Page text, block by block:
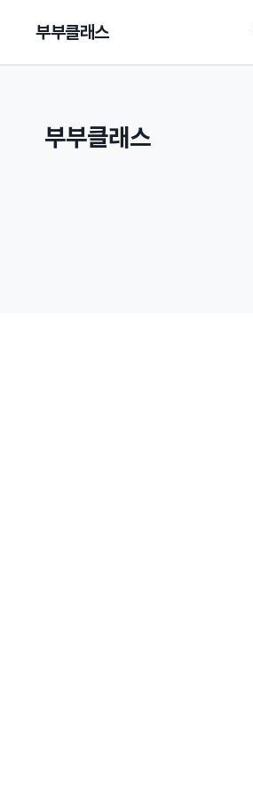
부부클래스
부부클래스